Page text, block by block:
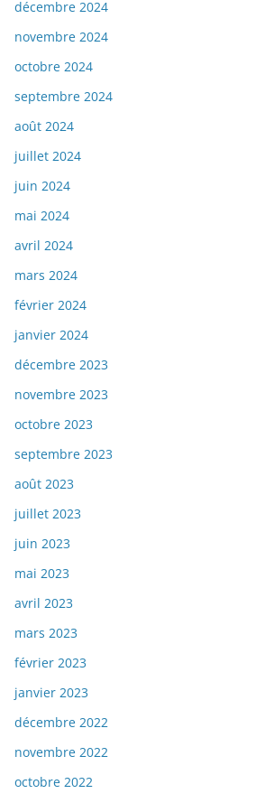
décembre 2024
novembre 2024
octobre 2024
septembre 2024
août 2024
juillet 2024
juin 2024
mai 2024
avril 2024
mars 2024
février 2024
janvier 2024
décembre 2023
novembre 2023
octobre 2023
septembre 2023
août 2023
juillet 2023
juin 2023
mai 2023
avril 2023
mars 2023
février 2023
janvier 2023
décembre 2022
novembre 2022
octobre 2022